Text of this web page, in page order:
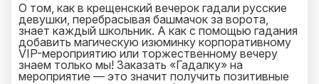
О том, как в крещенский вечерок гадали русские
девушки, перебрасывая башмачок за ворота,
знает каждый школьник. А как с помощью гадания
добавить магическую изюминку корпоративному
VIP-мероприятию или торжественному вечеру
знаем только мы! Заказать «Гадалку» на
мероприятие — это значит получить позитивные